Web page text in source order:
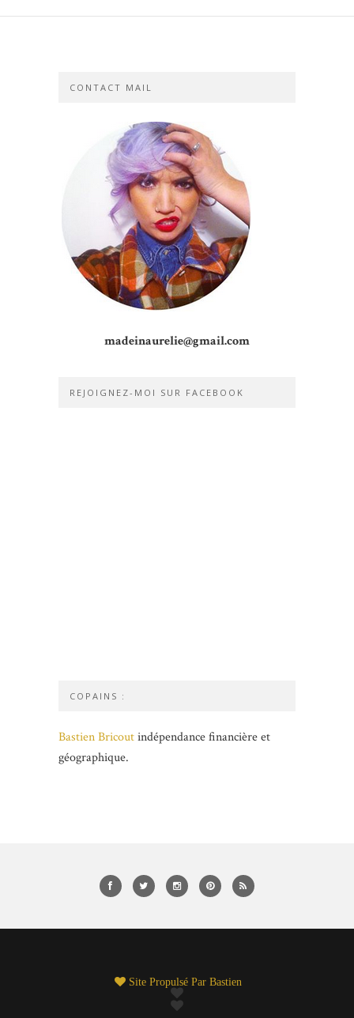
CONTACT MAIL
madeinaurelie@gmail.com
REJOIGNEZ-MOI SUR FACEBOOK
COPAINS :
Bastien Bricoutindépendance financière et
géographique.
Site Propulsé Par Bastien